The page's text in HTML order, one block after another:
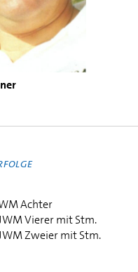
Achter
Vierer mit Stm.
Zweier mit Stm.